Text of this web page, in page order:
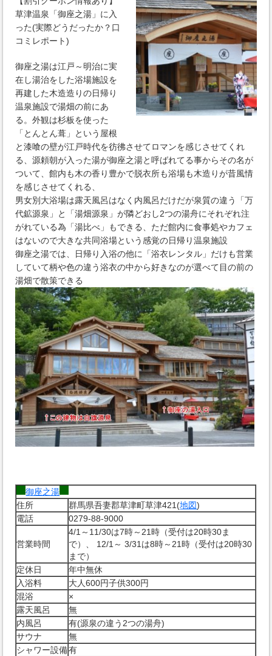
草津温泉「御座之湯」に入
った(実際どうだったか？口
コミレポート)
御座之湯は江戸～明治に実
在し湯治をした浴場施設を
再建した木造造りの日帰り
温泉施設で湯畑の前にあ
る。外観は杉板を使った
「とんとん葺」という屋根
と漆喰の壁が江戸時代を彷彿させてロマンを感じさせてくれ
る、源頼朝が入った湯が御座之湯と呼ばれてる事からその名が
ついて、館内も木の香り豊かで脱衣所も浴場も木造りが昔風情
を感じさせてくれる、
男女別大浴場は露天風呂はなく内風呂だけだが泉質の違う「万
代鉱源泉」と「湯畑源泉」が隣どおし2つの湯舟にそれぞれ注
がれている為「湯比べ」もできる、ただ館内に食事処やカフェ
はないので大きな共同浴場という感覚の日帰り温泉施設
御座之湯では、日帰り入浴の他に「浴衣レンタル」だけも営業
していて柄や色の違う浴衣の中から好きなのが選べて目の前の
湯畑で散策できる
御座之湯
住所
群馬県吾妻郡草津町草津421(地図)
電話
0279-88-9000
営業時間
4/1～11/30は7時～21時（受付は20時30ま
で）、 12/1～ 3/31は8時～21時（受付は20時30
まで）
定休日
年中無休
入浴料
大人600円子供300円
混浴
×
露天風呂
無
内風呂
有(源泉の違う2つの湯舟)
サウナ
無
シャワー設備有